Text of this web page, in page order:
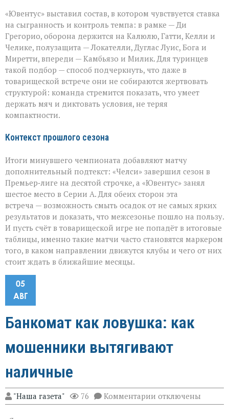
«Ювентус» выставил состав, в котором чувствуется ставка
на сыгранность и контроль темпа: в рамке — Ди
Грегорио, оборона держится на Калюлю, Гатти, Келли и
Челике, полузащита — Локателли, Дуглас Луис, Бога и
Миретти, впереди — Камбьязо и Милик. Для туринцев
такой подбор — способ подчеркнуть, что даже в
товарищеской встрече они не собираются жертвовать
структурой: команда стремится показать, что умеет
держать мяч и диктовать условия, не теряя
компактности.
Контекст прошлого сезона
Итоги минувшего чемпионата добавляют матчу
дополнительный подтекст: «Челси» завершил сезон в
Премьер‑лиге на десятой строчке, а «Ювентус» занял
шестое место в Серии А. Для обеих сторон эта
встреча — возможность смыть осадок от не самых ярких
результатов и доказать, что межсезонье пошло на пользу.
И пусть счёт в товарищеской игре не попадёт в итоговые
таблицы, именно такие матчи часто становятся маркером
того, в каком направлении движутся клубы и чего от них
стоит ждать в ближайшие месяцы.
05
АВГ
Банкомат как ловушка: как
мошенники вытягивают
наличные
"Наша газета" 76 Комментарии к
записи
отключены